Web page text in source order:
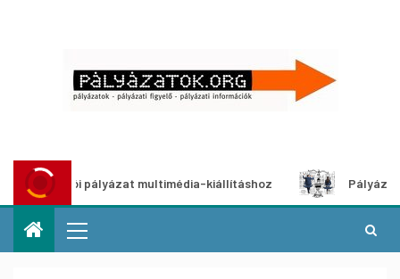
pályázat multimédia-kiállításhoz Pályázat a